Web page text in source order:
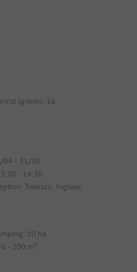
igienici: 16
04 - 31/10
- 14:30
Tedesco, Inglese
10 ha
- 100 m²